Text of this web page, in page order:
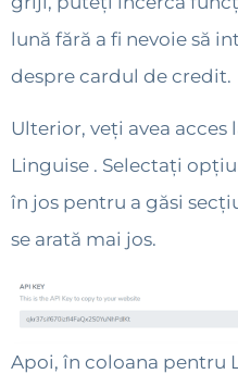
lună fără a fi nevoie să
despre cardul de credit.
Ulterior, veți avea
Linguise . Selectați
în jos pentru a găsi
se arată mai jos.
Apoi, în coloana pentru